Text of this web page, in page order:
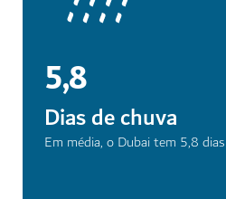
5,8
Dias de chuva
Em média, o Dubai tem 5,8